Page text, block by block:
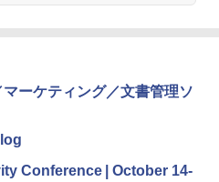
ーケティング／文書管理ソ
Conference | October 14-